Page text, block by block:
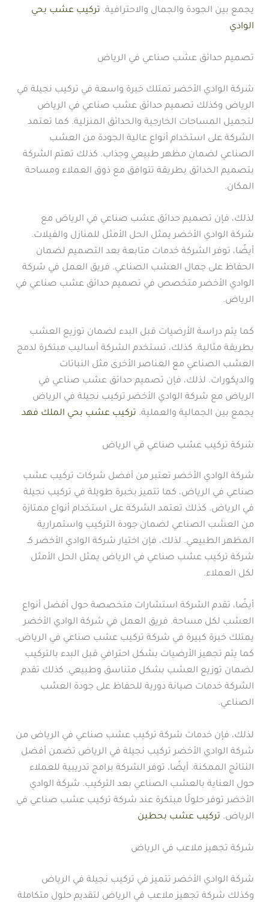
يجمع بين الجودة والجمال والاحترافية. تركيب عشب بحي
الوادي
تصميم حدائق عشب صناعي في الرياض
شركة الوادي الأخضر تمتلك خبرة واسعة في تركيب نجيلة في
الرياض وكذلك تصميم حدائق عشب صناعي في الرياض
لتجميل المساحات الخارجية والحدائق المنزلية. كما تعتمد
الشركة على استخدام أنواع عالية الجودة من العشب
الصناعي لضمان مظهر طبيعي وجذاب. كذلك تهتم الشركة
بتصميم الحدائق بطريقة تتوافق مع ذوق العملاء ومساحة
المكان.
لذلك، فإن تصميم حدائق عشب صناعي في الرياض مع
شركة الوادي الأخضر يمثل الحل الأمثل للمنازل والفيلات.
أيضًا، توفر الشركة خدمات متابعة بعد التصميم لضمان
الحفاظ على جمال العشب الصناعي. فريق العمل في شركة
الوادي الأخضر متخصص في تصميم حدائق عشب صناعي في
الرياض.
كما يتم دراسة الأرضيات قبل البدء لضمان توزيع العشب
بطريقة مثالية. كذلك، تستخدم الشركة أساليب مبتكرة لدمج
العشب الصناعي مع العناصر الأخرى مثل النباتات
والديكورات. لذلك، فإن تصميم حدائق عشب صناعي في
الرياض مع شركة الوادي الأخضر تركيب نجيلة في الرياض
يجمع بين الجمالية والعملية. تركيب عشب بحي الملك فهد
شركة تركيب عشب صناعي في الرياض
شركة الوادي الأخضر تعتبر من أفضل شركات تركيب عشب
صناعي في الرياض، كما تتميز بخبرة طويلة في تركيب نجيلة
في الرياض. كذلك تعتمد الشركة على استخدام أنواع ممتازة
من العشب الصناعي لضمان جودة التركيب واستمرارية
المظهر الطبيعي. لذلك، فإن اختيار شركة الوادي الأخضر كـ
شركة تركيب عشب صناعي في الرياض يمثل الحل الأمثل
لكل العملاء.
أيضًا، تقدم الشركة استشارات متخصصة حول أفضل أنواع
العشب لكل مساحة. فريق العمل في شركة الوادي الأخضر
يمتلك خبرة كبيرة في شركة تركيب عشب صناعي في الرياض.
كما يتم تجهيز الأرضيات بشكل احترافي قبل البدء بالتركيب
لضمان توزيع العشب بشكل متناسق وطبيعي. كذلك تقدم
الشركة خدمات صيانة دورية للحفاظ على جودة العشب
الصناعي.
لذلك، فإن خدمات شركة تركيب عشب صناعي في الرياض من
شركة الوادي الأخضر تركيب نجيلة في الرياض تضمن أفضل
النتائج الممكنة. أيضًا، توفر الشركة برامج تدريبية للعملاء
حول العناية بالعشب الصناعي بعد التركيب. شركة الوادي
الأخضر توفر حلولًا مبتكرة عند شركة تركيب عشب صناعي في
الرياض. تركيب عشب بحطين
شركة تجهيز ملاعب في الرياض
شركة الوادي الأخضر تتميز في تركيب نجيلة في الرياض
وكذلك شركة تجهيز ملاعب في الرياض لتقديم حلول متكاملة